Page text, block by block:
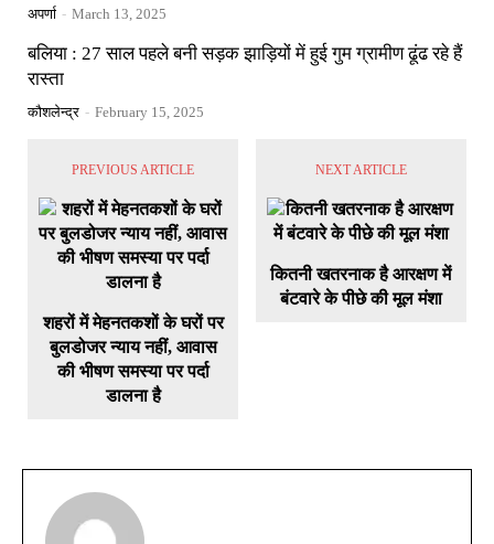
अपर्णा - March 13, 2025
बलिया : 27 साल पहले बनी सड़क झाड़ियों में हुई गुम ग्रामीण ढूंढ रहे हैं
रास्ता
कौशलेन्द्र - February 15, 2025
PREVIOUS ARTICLE
शहरों में मेहनतकशों के घरों पर
बुलडोजर न्याय नहीं, आवास
की भीषण समस्या पर पर्दा
डालना है
NEXT ARTICLE
कितनी खतरनाक है आरक्षण में
बंटवारे के पीछे की मूल मंशा